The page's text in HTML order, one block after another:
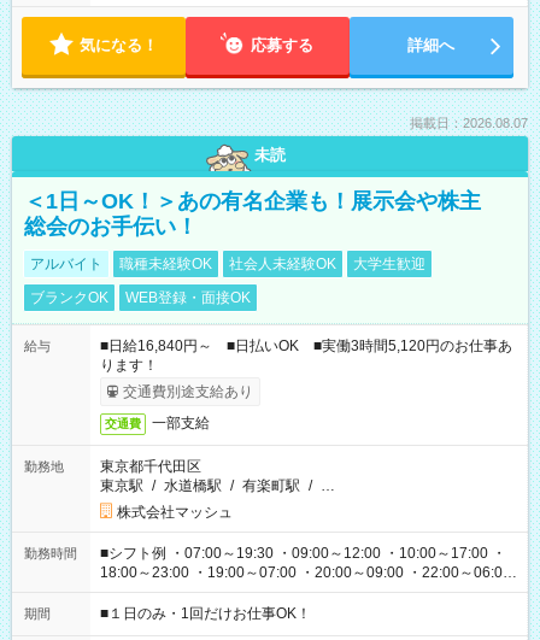
気になる！ 応募する 詳細へ
掲載日：2026.08.07
未読
＜1日～OK！＞あの有名企業も！展示会や株主
総会のお手伝い！
アルバイト 職種未経験OK 社会人未経験OK
大学生歓迎
ブランクOK
WEB登録・面接OK
給与
■日給16,840円～ ■日払いOK ■実働3時間5,120円のお仕事あ
ります！
交通費別途支給あり
交通費 一部支給
勤務地
東京都千代田区
東京駅 / 水道橋駅 / 有楽町駅 / …
株式会社マッシュ
勤務時間
■シフト例 ・07:00～19:30 ・09:00～12:00 ・10:00～17:00 ・
18:00～23:00 ・19:00～07:00 ・20:00～09:00 ・22:00～06:00
etc ★最短で3時間で5,120円のお仕事から 15時間で2万円近く稼
げるお仕事も！ ご希望のお時間に合わせてご紹介！ ※シフトは
期間 ■１日のみ・1回だけお仕事OK！